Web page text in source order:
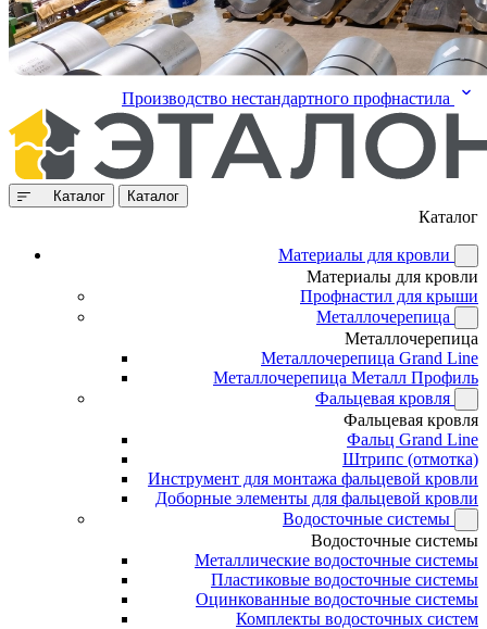
Производство нестандартного профнастила
Каталог Каталог
Каталог
Материалы для кровли
Материалы для кровли
Профнастил для крыши
Металлочерепица
Металлочерепица
Металлочерепица Grand Line
Металлочерепица Металл Профиль
Фальцевая кровля
Фальцевая кровля
Фальц Grand Line
Штрипс (отмотка)
Инструмент для монтажа фальцевой кровли
Доборные элементы для фальцевой кровли
Водосточные системы
Водосточные системы
Металлические водосточные системы
Пластиковые водосточные системы
Оцинкованные водосточные системы
Комплекты водосточных систем